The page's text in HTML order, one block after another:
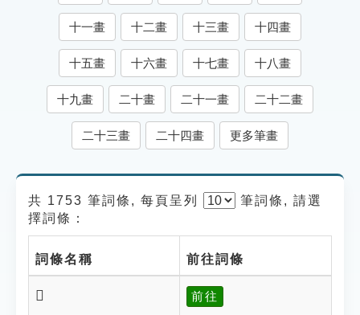
單字索引
生命大百科索引
遊戲專區
貓頭鷹博士
十一畫 十二畫 十三畫 十四畫
十五畫 十六畫 十七畫 十八畫
十九畫 二十畫 二十一畫 二十二畫
二十三畫 二十四畫 更多筆畫
共 1753 筆詞條, 每頁呈列 筆詞條, 請選
擇詞條：
詞條名稱 前往詞條
𤂸 前往